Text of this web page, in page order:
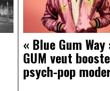
« Blue Gum
GUM veut
psych-pop